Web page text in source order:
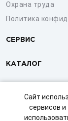
Сайт
сервисов и
Охрана труда
Политика
СЕРВИС
КАТАЛОГ